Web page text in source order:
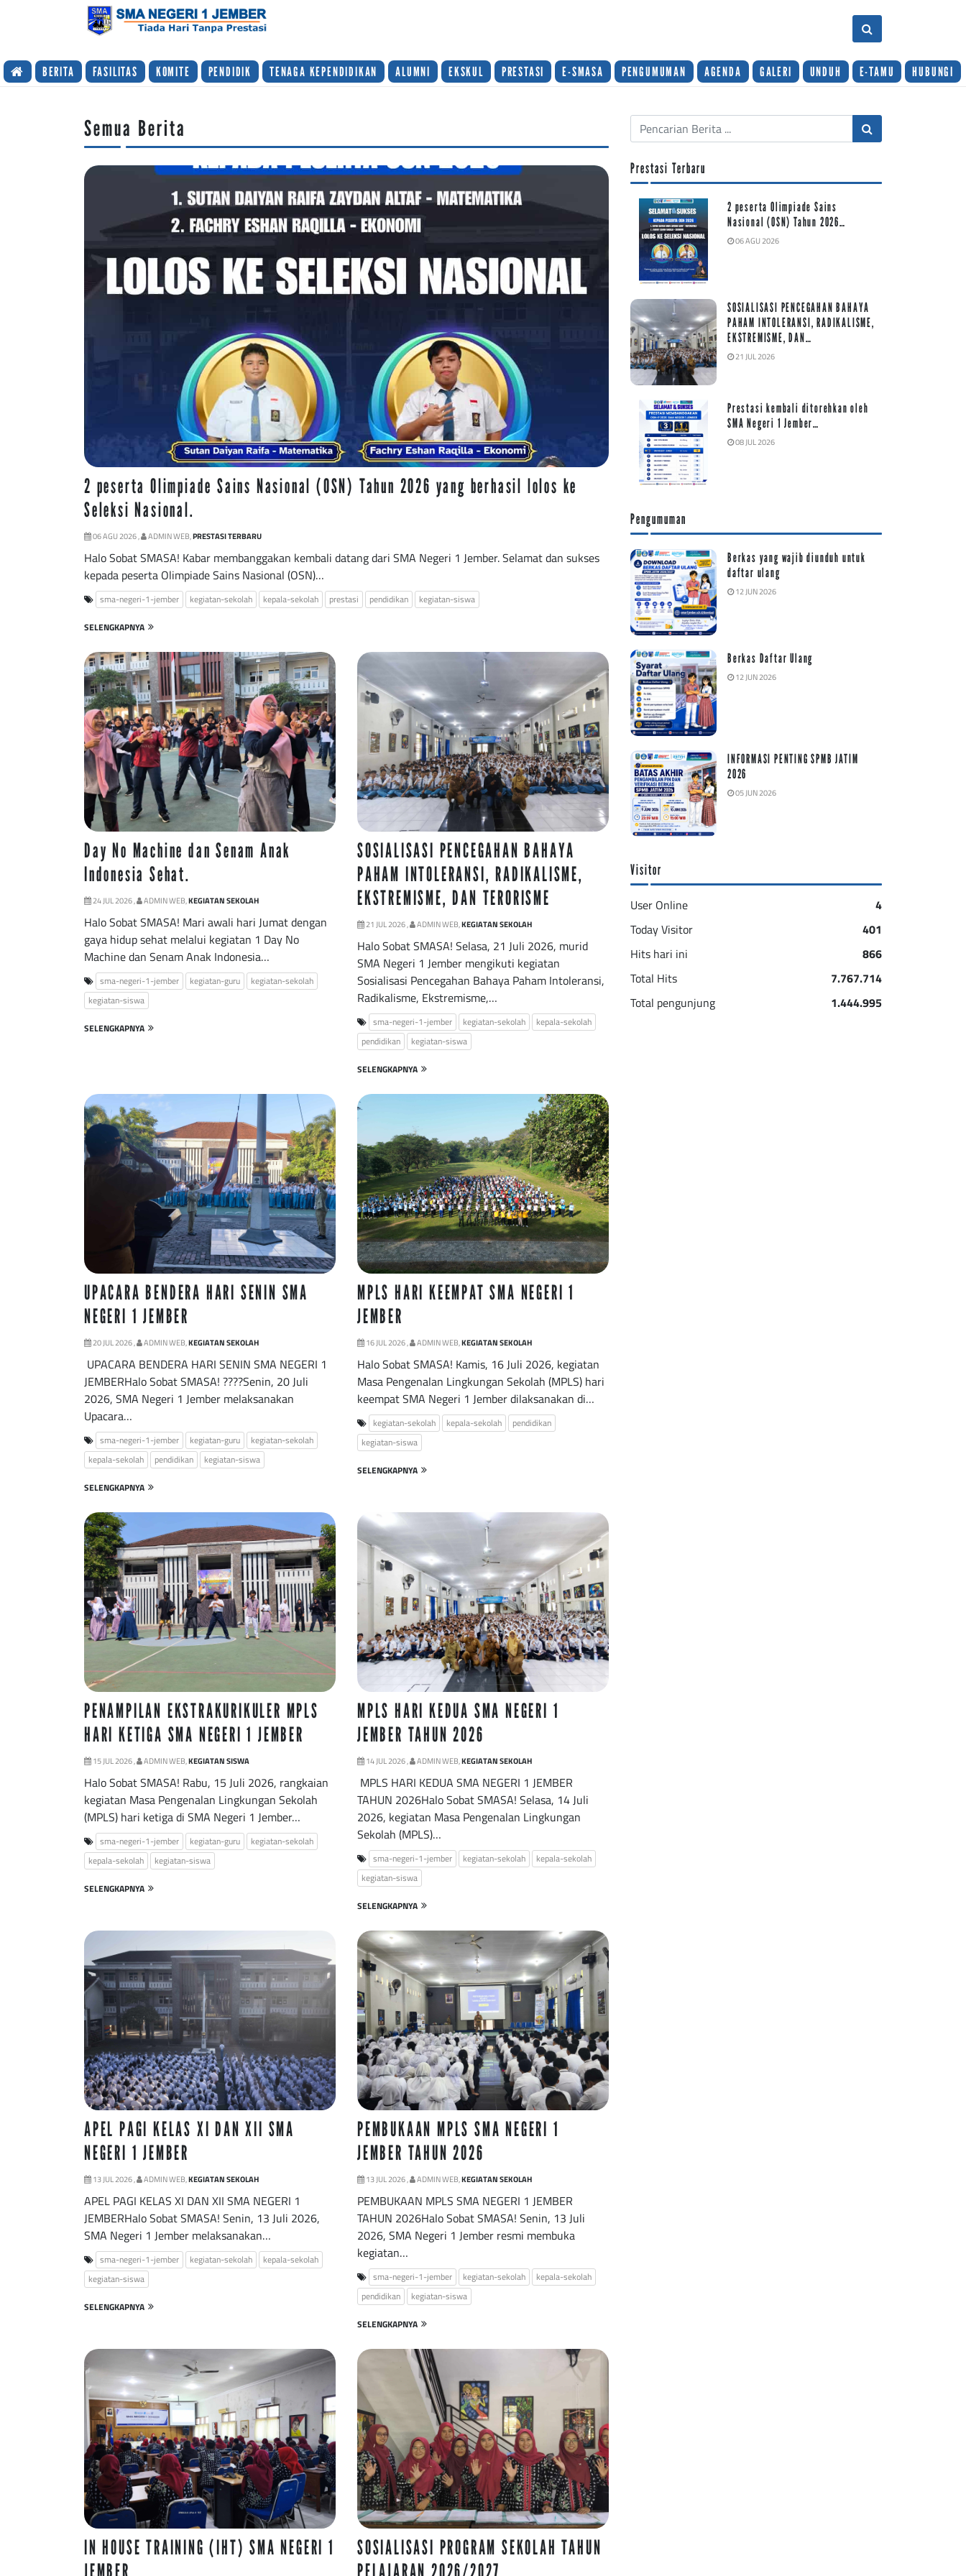
BERITA
FASILITAS KOMITE PENDIDIK TENAGA KEPENDIDIKAN ALUMNI EKSKUL PRESTASI E-SMASA PENGUMUMAN AGENDA GALERI UNDUH E-TAMU HUBUNGI
Semua Berita
2 peserta Olimpiade Sains Nasional (OSN) Tahun 2026 yang berhasil lolos ke
Seleksi Nasional.
06 AGU 2026 , ADMIN WEB,PRESTASI TERBARU
Halo Sobat SMASA! Kabar membanggakan kembali datang dari SMA Negeri 1 Jember. Selamat dan sukses
kepada peserta Olimpiade Sains Nasional (OSN)…
sma-negeri-1-jember kegiatan-sekolah kepala-sekolah prestasi pendidikan kegiatan-siswa
SELENGKAPNYA
Day No Machine dan Senam Anak
Indonesia Sehat.
24 JUL 2026 , ADMIN WEB,KEGIATAN SEKOLAH
Halo Sobat SMASA! Mari awali hari Jumat dengan
gaya hidup sehat melalui kegiatan 1 Day No
Machine dan Senam Anak Indonesia…
sma-negeri-1-jember kegiatan-guru
kegiatan-sekolah
kegiatan-siswa
SELENGKAPNYA
SOSIALISASI PENCEGAHAN BAHAYA
PAHAM INTOLERANSI, RADIKALISME,
EKSTREMISME, DAN TERORISME
21 JUL 2026 , ADMIN WEB,KEGIATAN SEKOLAH
Halo Sobat SMASA! Selasa, 21 Juli 2026, murid
SMA Negeri 1 Jember mengikuti kegiatan
Sosialisasi Pencegahan Bahaya Paham Intoleransi,
Radikalisme, Ekstremisme,…
sma-negeri-1-jember kegiatan-sekolah
kepala-sekolah
pendidikan
kegiatan-siswa
SELENGKAPNYA
UPACARA BENDERA HARI SENIN SMA
NEGERI 1 JEMBER
20 JUL 2026 , ADMIN WEB,KEGIATAN SEKOLAH
UPACARA BENDERA HARI SENIN SMA NEGERI 1
JEMBERHalo Sobat SMASA! ????Senin, 20 Juli
2026, SMA Negeri 1 Jember melaksanakan
Upacara…
sma-negeri-1-jember kegiatan-guru
kegiatan-sekolah
kepala-sekolah
pendidikan kegiatan-siswa
SELENGKAPNYA
MPLS HARI KEEMPAT SMA NEGERI 1
JEMBER
16 JUL 2026 , ADMIN WEB,KEGIATAN SEKOLAH
Halo Sobat SMASA! Kamis, 16 Juli 2026, kegiatan
Masa Pengenalan Lingkungan Sekolah (MPLS) hari
keempat SMA Negeri 1 Jember dilaksanakan di…
kegiatan-sekolah kepala-sekolah
pendidikan
kegiatan-siswa
SELENGKAPNYA
PENAMPILAN EKSTRAKURIKULER MPLS
HARI KETIGA SMA NEGERI 1 JEMBER
15 JUL 2026 , ADMIN WEB,KEGIATAN SISWA
Halo Sobat SMASA! Rabu, 15 Juli 2026, rangkaian
kegiatan Masa Pengenalan Lingkungan Sekolah
(MPLS) hari ketiga di SMA Negeri 1 Jember…
sma-negeri-1-jember kegiatan-guru
kegiatan-sekolah
kepala-sekolah
kegiatan-siswa
SELENGKAPNYA
MPLS HARI KEDUA SMA NEGERI 1
JEMBER TAHUN 2026
14 JUL 2026 , ADMIN WEB,KEGIATAN SEKOLAH
MPLS HARI KEDUA SMA NEGERI 1 JEMBER
TAHUN 2026Halo Sobat SMASA! Selasa, 14 Juli
2026, kegiatan Masa Pengenalan Lingkungan
Sekolah (MPLS)…
sma-negeri-1-jember kegiatan-sekolah
kepala-sekolah
kegiatan-siswa
SELENGKAPNYA
APEL PAGI KELAS XI DAN XII SMA
NEGERI 1 JEMBER
13 JUL 2026 , ADMIN WEB,KEGIATAN SEKOLAH
APEL PAGI KELAS XI DAN XII SMA NEGERI 1
JEMBERHalo Sobat SMASA! Senin, 13 Juli 2026,
SMA Negeri 1 Jember melaksanakan…
sma-negeri-1-jember kegiatan-sekolah
kepala-sekolah
kegiatan-siswa
SELENGKAPNYA
PEMBUKAAN MPLS SMA NEGERI 1
JEMBER TAHUN 2026
13 JUL 2026 , ADMIN WEB,KEGIATAN SEKOLAH
PEMBUKAAN MPLS SMA NEGERI 1 JEMBER
TAHUN 2026Halo Sobat SMASA! Senin, 13 Juli
2026, SMA Negeri 1 Jember resmi membuka
kegiatan…
sma-negeri-1-jember kegiatan-sekolah
kepala-sekolah
pendidikan
kegiatan-siswa
SELENGKAPNYA
IN HOUSE TRAINING (IHT) SMA NEGERI 1
JEMBER
SOSIALISASI PROGRAM SEKOLAH TAHUN
PELAJARAN 2026/2027
Prestasi Terbaru
2 peserta Olimpiade Sains
Nasional (OSN) Tahun 2026…
06 AGU 2026
SOSIALISASI PENCEGAHAN BAHAYA
PAHAM INTOLERANSI, RADIKALISME,
EKSTREMISME, DAN…
21 JUL 2026
Prestasi kembali ditorehkan oleh
SMA Negeri 1 Jember…
08 JUL 2026
Pengumuman
Berkas yang wajib diunduh untuk
daftar ulang
12 JUN 2026
Berkas Daftar Ulang
12 JUN 2026
INFORMASI PENTING SPMB JATIM
2026
05 JUN 2026
Visitor
User Online
4
Today Visitor
401
Hits hari ini
866
Total Hits
7.767.714
Total pengunjung
1.444.995